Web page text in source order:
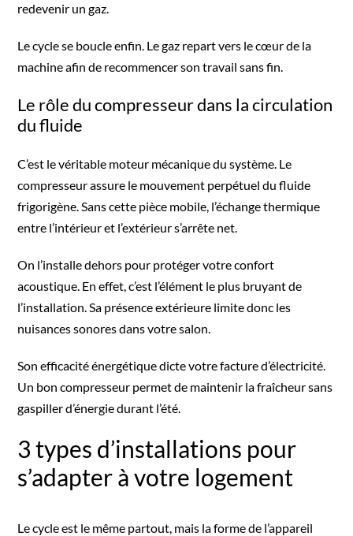
redevenir un gaz.
Le cycle se boucle enfin. Le gaz repart vers le cœur de la
machine afin de recommencer son travail sans fin.
Le rôle du compresseur dans la circulation
du fluide
C’est le véritable moteur mécanique du système. Le
compresseur assure le mouvement perpétuel du fluide
frigorigène. Sans cette pièce mobile, l’échange thermique
entre l’intérieur et l’extérieur s’arrête net.
On l’installe dehors pour protéger votre confort
acoustique. En effet, c’est l’élément le plus bruyant de
l’installation. Sa présence extérieure limite donc les
nuisances sonores dans votre salon.
Son efficacité énergétique dicte votre facture d’électricité.
Un bon compresseur permet de maintenir la fraîcheur sans
gaspiller d’énergie durant l’été.
3 types d’installations pour
s’adapter à votre logement
Le cycle est le même partout, mais la forme de l’appareil